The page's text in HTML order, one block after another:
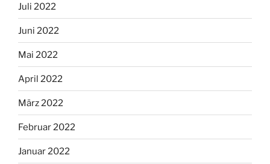
Juli 2022
Juni 2022
Mai 2022
April 2022
März 2022
Februar 2022
Januar 2022